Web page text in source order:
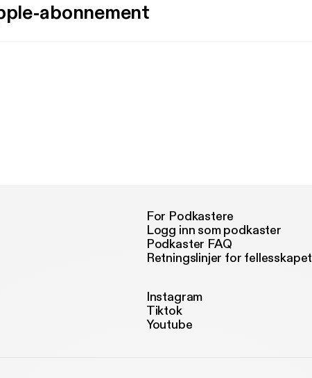
abonnement
For Podkastere
Logg inn som podkaster
Podkaster FAQ
Retningslinjer for fellesskapet
Instagram
Tiktok
Youtube